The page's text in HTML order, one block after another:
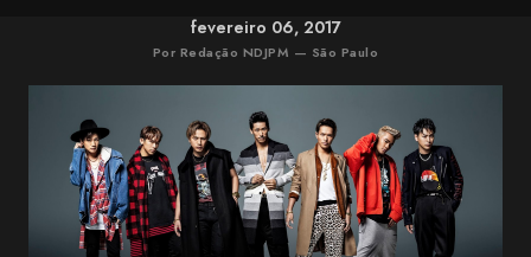
fevereiro 06, 2017
Por Redação NDJPM — São Paulo